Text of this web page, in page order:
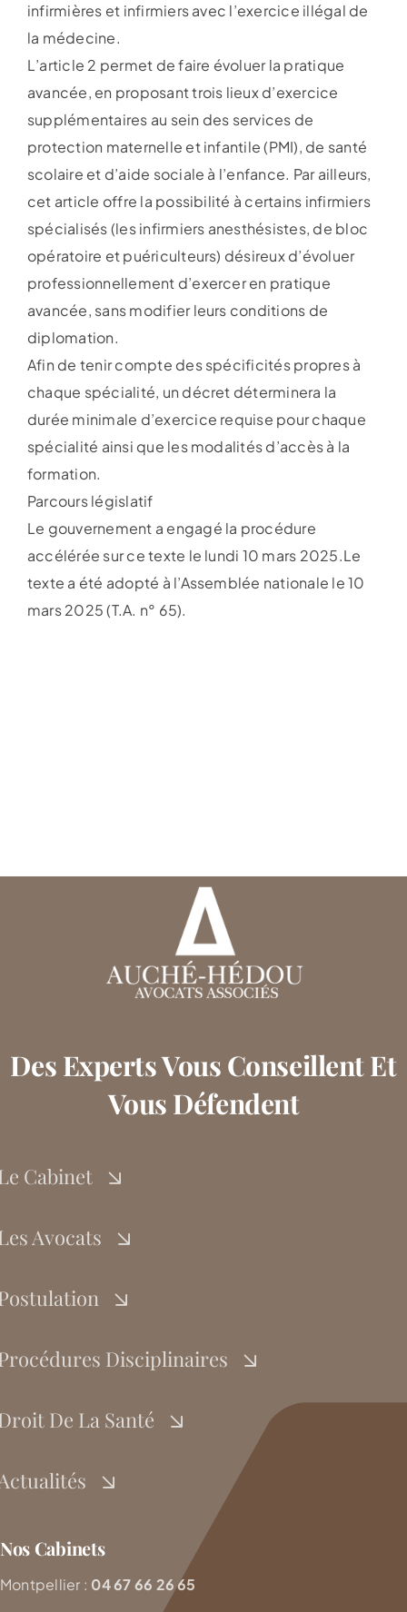
infirmières et infirmiers avec l’exercice illégal de
la médecine.
L’article 2 permet de faire évoluer la pratique
avancée, en proposant trois lieux d’exercice
supplémentaires au sein des services de
protection maternelle et infantile (PMI), de santé
scolaire et d’aide sociale à l’enfance. Par ailleurs,
cet article offre la possibilité à certains infirmiers
spécialisés (les infirmiers anesthésistes, de bloc
opératoire et puériculteurs) désireux d’évoluer
professionnellement d’exercer en pratique
avancée, sans modifier leurs conditions de
diplomation.
Afin de tenir compte des spécificités propres à
chaque spécialité, un décret déterminera la
durée minimale d’exercice requise pour chaque
spécialité ainsi que les modalités d’accès à la
formation.
Parcours législatif
Le gouvernement a engagé la procédure
accélérée sur ce texte le lundi 10 mars 2025.Le
texte a été adopté à l’Assemblée nationale le 10
mars 2025 (T.A. n° 65).
Des Experts Vous Conseillent Et
Vous Défendent
Cabinet
Avocats
Disciplinaires
De La Santé
Nos Cabinets
Montpellier : 04 67 66 26 65